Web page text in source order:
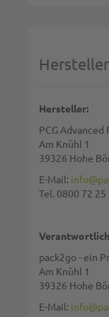
Zusammenfassung:
Hersteller:
PCG Advanced
Am Knühl 1
39326 Hohe
E-Mail:
Tel. 0800 72 25
pack2go - ein
Am Knühl 1
39326 Hohe
E-Mail: